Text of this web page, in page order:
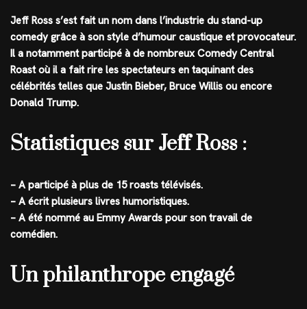
Jeff Ross s’est fait un nom dans l’industrie du stand-up
comedy grâce à son style d’humour caustique et provocateur.
Il a notamment participé à de nombreux Comedy Central
Roast où il a fait rire les spectateurs en taquinant des
célébrités telles que Justin Bieber, Bruce Willis ou encore
Donald Trump.
Statistiques sur Jeff Ross :
– A participé à plus de 15 roasts télévisés.
– A écrit plusieurs livres humoristiques.
– A été nommé au Emmy Awards pour son travail de
comédien.
Un philanthrope engagé